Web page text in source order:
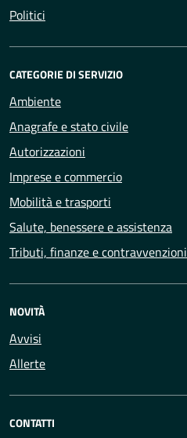
Politici
CATEGORIE DI SERVIZIO
Ambiente
Anagrafe e stato civile
Autorizzazioni
Imprese e commercio
Mobilità e trasporti
Salute, benessere e assistenza
Tributi, finanze e contravvenzioni
NOVITÀ
Avvisi
Allerte
CONTATTI